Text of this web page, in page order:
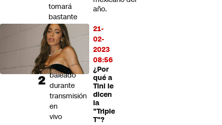
año.
21-
02-
2023
08:56
¿Por
qué a
Tini le
dicen
la
"Triple
T"?
tomará
bastante
tiempo"
Influencer
mexicano
muere
baleado
durante
transmisión
en
vivo